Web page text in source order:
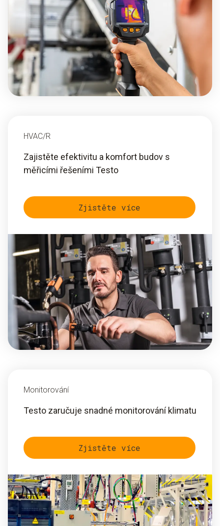
HVAC/R
Zajistěte efektivitu a komfort budov s
měřicími řešeními Testo
Zjistěte více
Monitorování
Testo zaručuje snadné monitorování klimatu
Zjistěte více